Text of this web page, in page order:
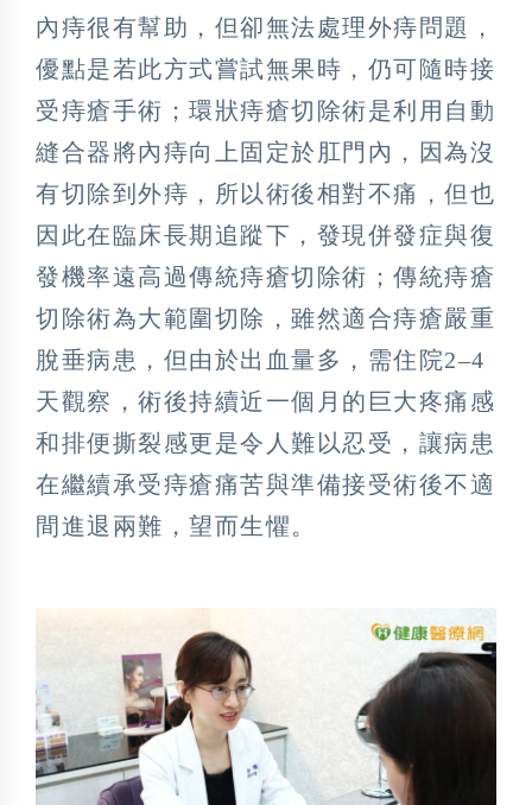
內痔很有幫助，但卻無法處理外痔問題，
優點是若此方式嘗試無果時，仍可隨時接
受痔瘡手術；環狀痔瘡切除術是利用自動
縫合器將內痔向上固定於肛門內，因為沒
有切除到外痔，所以術後相對不痛，但也
因此在臨床長期追蹤下，發現併發症與復
發機率遠高過傳統痔瘡切除術；傳統痔瘡
切除術為大範圍切除，雖然適合痔瘡嚴重
脫垂病患，但由於出血量多，需住院2–4
天觀察，術後持續近一個月的巨大疼痛感
和排便撕裂感更是令人難以忍受，讓病患
在繼續承受痔瘡痛苦與準備接受術後不適
間進退兩難，望而生懼。